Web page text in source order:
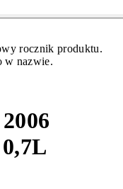
rocznik produktu.
w nazwie.